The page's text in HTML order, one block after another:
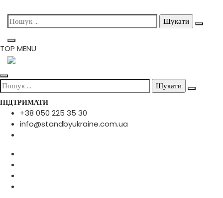
Skip
to
content
Пошук:
TOP MENU
Пошук:
ПІДТРИМАТИ
+38 050 225 35 30
info@standbyukraine.com.ua